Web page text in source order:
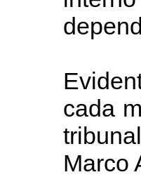
cada
Marco